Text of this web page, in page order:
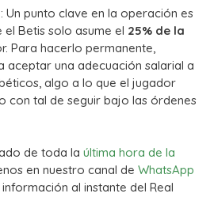
: Un punto clave en la operación es
Betis solo asume el 25% de la
Para hacerlo permanente,
aceptar una adecuación salarial a
algo a lo que el jugador
con tal de seguir bajo las órdenes
de toda la última hora de la
en nuestro canal de WhatsApp
al instante del Real